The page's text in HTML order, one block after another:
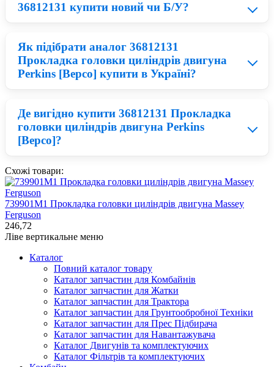
Придбати 36812131 можна у нашому каталозі:
запчастини на . По завершенню замовлення Вам
придбати 36812131 Прокладка головки циліндрів
двигуна Perkins [Bepco] по вигідній ціні з доставкою в
Київ, Харків, Львів.
36812131 купити новий чи Б/У?
Нові деталі Bepco приблизно на 23% дорожчі ніж
відновлені запчастини для сільськогосподарської
техніки, тому все залежить від вашого бюджету. БУ
зможете бути впевнені, що прослужать вони не один
сезон.
Як підібрати аналог 36812131
Прокладка головки циліндрів двигуна
Perkins [Bepco] купити в Україні?
Для того, щоб обрати якісний аналог Двигун Bepco
потрібно розуміти, що дешеві деталі для техніки
володіють меншим робочим запасом, найчастіше це
придбати запчастини для Claas по ціни в два рази
нижчій від оригіналу.
Де вигідно купити 36812131 Прокладка
головки циліндрів двигуна Perkins
[Bepco]?
Зараз на ринку великий вибір запчастини на Claas, на
перший погляд, придбати Двигун Bepco по вигідній
ціні складно. На нашому сайтіtopbest.uaв каталозі
представлені запчастини Bepco по одній із найнижчих
цін на ринку.
Схожі товари:
739901M1 Прокладка головки циліндрів двигуна Massey
Ferguson
246,72
Ліве вертикальне меню
Каталог
Повний каталог товару
Каталог запчастин для Комбайнів
Каталог запчастин для Жатки
Каталог запчастин для Трактора
Каталог запчастин для Грунтообробної Техніки
Каталог запчастин для Прес Підбирача
Каталог запчастин для Навантажувача
Каталог Двигунів та комплектуючих
Каталог Фільтрів та комплектуючих